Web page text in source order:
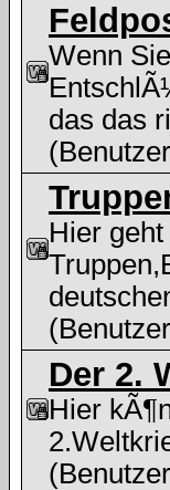
Wenn
das das
Hier
Der 2.
Hier